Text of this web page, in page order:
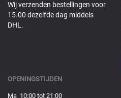
Wij verzenden bestellingen voor
15.00 dezelfde dag middels
DHL.
OPENINGSTIJDEN
Ma 10:00 tot 21:00